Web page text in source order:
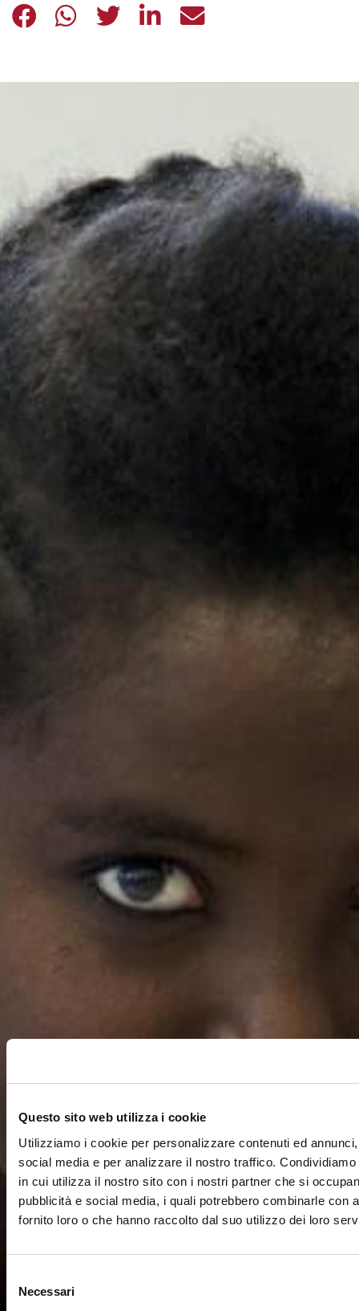
Questo sito web utilizza i cookie
Utilizziamo i cookie per personalizzare contenuti ed
social media e per analizzare il nostro traffico.
in cui utilizza il nostro sito con i nostri partner che si
pubblicità e social media, i quali potrebbero combinarle con
fornito loro o che hanno raccolto dal suo utilizzo dei loro
delNecessari
LAVORO E DISABILITÀ: UN DIRITTO
LAVORO E DISABILITÀ: UN
LAVORO E DISABILITÀ:
LAVORO E
LAVORO E